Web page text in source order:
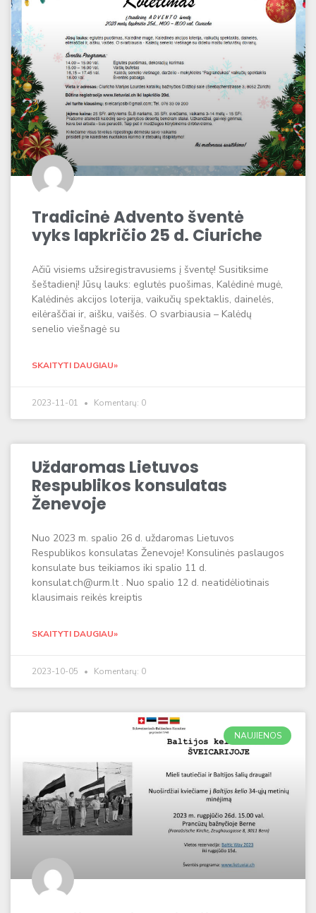
Tradicinė Advento šventė
vyks lapkričio 25 d. Ciuriche​
Ačiū visiems užsiregistravusiems į šventę! Susitiksime
šeštadienį! Jūsų lauks: eglutės puošimas, Kalėdinė mugė,
Kalėdinės akcijos loterija, vaikučių spektaklis, dainelės,
eilėraščiai ir, aišku, vaišės. O svarbiausia – Kalėdų
senelio viešnagė su
SKAITYTI DAUGIAU»
2023-11-01 Komentarų: 0
Uždaromas Lietuvos
Respublikos konsulatas
Ženevoje
Nuo 2023 m. spalio 26 d. uždaromas Lietuvos
Respublikos konsulatas Ženevoje! Konsulinės paslaugos
konsulate bus teikiamos iki spalio 11 d.
konsulat.ch@urm.lt . Nuo spalio 12 d. neatidėliotinais
klausimais reikės kreiptis
SKAITYTI DAUGIAU»
2023-10-05 Komentarų: 0
NAUJIENOS